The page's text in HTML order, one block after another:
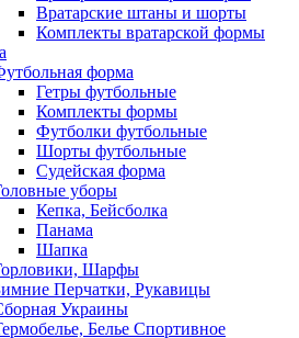
Вратарские штаны и шорты
Комплекты вратарской формы
форма
Гетры футбольные
Комплекты формы
Футболки футбольные
Шорты футбольные
Судейская форма
уборы
Кепка, Бейсболка
Панама
Шапка
Шарфы
Перчатки, Рукавицы
Украины
Белье Спортивное